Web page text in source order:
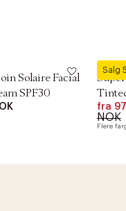
Solaire Facial
SPF30
Salg
Sisley
fra
NOK
Flere